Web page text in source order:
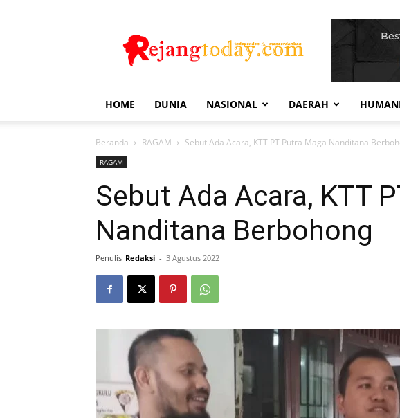
Today
HOME DUNIA NASIONAL DAERAH
Beranda RAGAM Sebut Ada Acara, KTT PT Putra Maga Nanditana
RAGAM
Sebut Ada Acara, KTT
Nanditana Berbohong
Penulis Redaksi - 3 Agustus 2022